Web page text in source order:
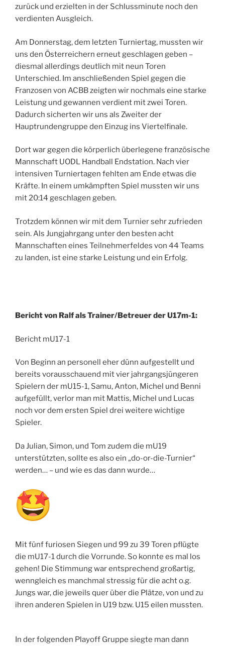
zurück und erzielten in der Schlussminute noch den
verdienten Ausgleich.
Am Donnerstag, dem letzten Turniertag, mussten wir
uns den Österreichern erneut geschlagen geben –
diesmal allerdings deutlich mit neun Toren
Unterschied. Im anschließenden Spiel gegen die
Franzosen von ACBB zeigten wir nochmals eine starke
Leistung und gewannen verdient mit zwei Toren.
Dadurch sicherten wir uns als Zweiter der
Hauptrundengruppe den Einzug ins Viertelfinale.
Dort war gegen die körperlich überlegene französische
Mannschaft UODL Handball Endstation. Nach vier
intensiven Turniertagen fehlten am Ende etwas die
Kräfte. In einem umkämpften Spiel mussten wir uns
mit 20:14 geschlagen geben.
Trotzdem können wir mit dem Turnier sehr zufrieden
sein. Als Jungjahrgang unter den besten acht
Mannschaften eines Teilnehmerfeldes von 44 Teams
zu landen, ist eine starke Leistung und ein Erfolg.
Bericht von Ralf als Trainer/Betreuer der U17m-1:
Bericht mU17-1
Von Beginn an personell eher dünn aufgestellt und
bereits vorausschauend mit vier jahrgangsjüngeren
Spielern der mU15-1, Samu, Anton, Michel und Benni
aufgefüllt, verlor man mit Mattis, Michel und Lucas
noch vor dem ersten Spiel drei weitere wichtige
Spieler.
Da Julian, Simon, und Tom zudem die mU19
unterstützten, sollte es also ein „do-or-die-Turnier“
werden… – und wie es das dann wurde…
Mit fünf furiosen Siegen und 99 zu 39 Toren pflügte
die mU17-1 durch die Vorrunde. So konnte es mal los
gehen! Die Stimmung war entsprechend großartig,
wenngleich es manchmal stressig für die acht o.g.
Jungs war, die jeweils quer über die Plätze, von und zu
ihren anderen Spielen in U19 bzw. U15 eilen mussten.
In der folgenden Playoff Gruppe siegte man dann